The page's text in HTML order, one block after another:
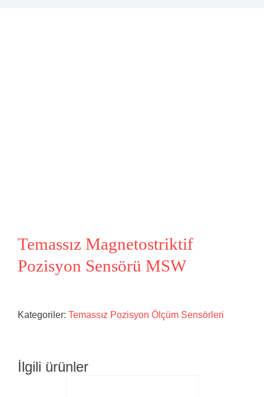
Temassız Magnetostriktif
Pozisyon Sensörü MSW
Kategoriler: Temassız Pozisyon Ölçüm Sensörleri
İlgili ürünler